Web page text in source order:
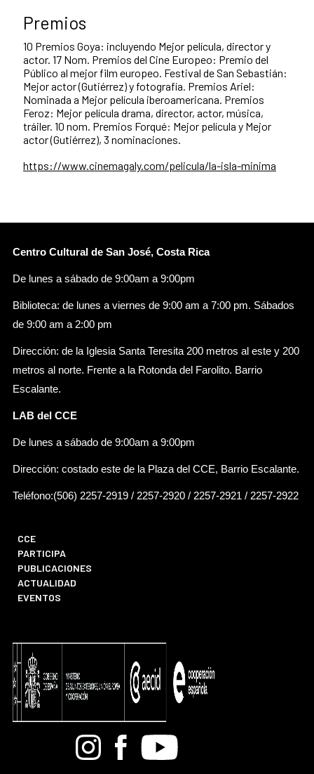
Premios
10 Premios Goya: incluyendo Mejor película, director y
actor. 17 Nom. Premios del Cine Europeo: Premio del
Público al mejor film europeo. Festival de San Sebastián:
Mejor actor (Gutiérrez) y fotografía. Premios Ariel:
Nominada a Mejor película iberoamericana. Premios
Feroz: Mejor película drama, director, actor, música,
tráiler. 10 nom. Premios Forqué: Mejor película y Mejor
actor (Gutiérrez), 3 nominaciones.
https://www.cinemagaly.com/pelicula/la-isla-minima
Centro Cultural de San José, Costa Rica
De lunes a sábado de 9:00am a 9:00pm
Biblioteca: de lunes a viernes de 9:00 am a 7:00 pm. Sábados
de 9:00 am a 2:00 pm
Dirección: de la Iglesia Santa Teresita 200 metros al este y 200
metros al norte. Frente a la Rotonda del Farolito. Barrio
Escalante.
LAB del CCE
De lunes a sábado de 9:00am a 9:00pm
Dirección: costado este de la Plaza del CCE, Barrio Escalante.
Teléfono:(506) 2257-2919 / 2257-2920 / 2257-2921 / 2257-2922
CCE
PARTICIPA
PUBLICACIONES
ACTUALIDAD
EVENTOS
BandcampInstagramFacebook
Youtube